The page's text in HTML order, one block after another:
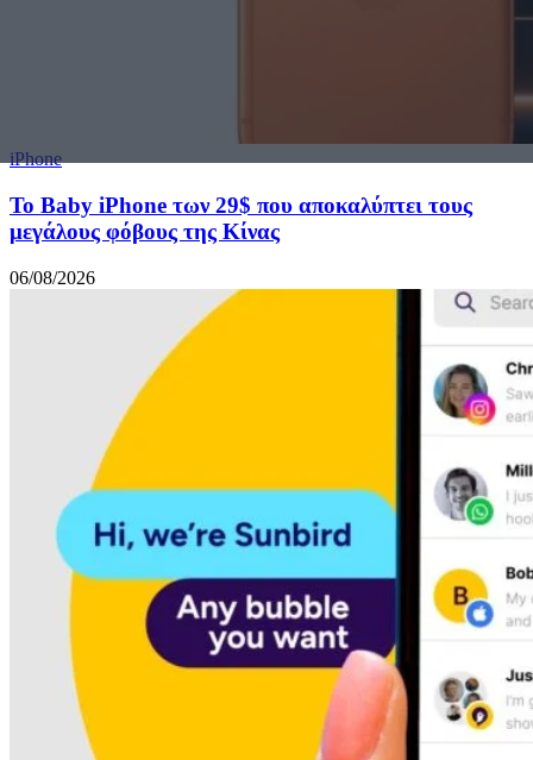
iPhone
Το Baby iPhone των 29$ που αποκαλύπτει τους
μεγάλους φόβους της Κίνας
06/08/2026